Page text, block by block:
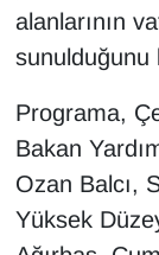
alanlarının
sunulduğunu
Programa,
Bakan
Ozan Balcı,
Yüksek